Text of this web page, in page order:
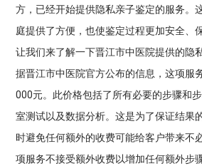
方，已经开始提供隐私亲子鉴定的服务。
庭提供了方便，也使鉴定过程更加安全、保
让我们来了解一下晋江市中医院提供的隐
据晋江市中医院官方公布的信息，这项服
000元。此价格包括了所有必要的步骤和
室测试以及数据分析。这是为了保证结果
时避免任何额外的收费可能给客户带来不
项服务不接受额外收费以增加任何额外步